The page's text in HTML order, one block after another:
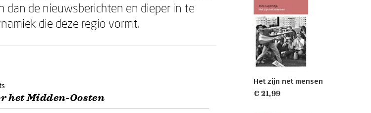
dan de nieuwsberichten en dieper in te
die deze regio vormt.
het Midden-Oosten
Het zijn net mensen
€ 21,99